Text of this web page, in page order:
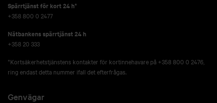
Spärrtjänst för kort 24 h*
+358 800 0 2477
Nätbankens spärrtjänst 24 h
+358 20 333
*Kortsäkerhetstjänstens kontakter för kortinnehavare på +358 800 0 2476,
ring endast detta nummer ifall det efterfrågas.
Genvägar